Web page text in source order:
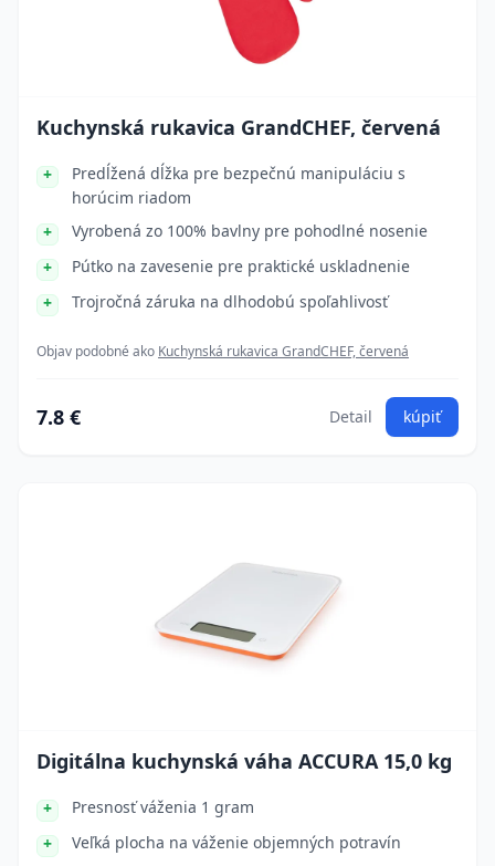
Kuchynská rukavica GrandCHEF, červená
Predĺžená dĺžka pre bezpečnú manipuláciu s
horúcim riadom
Vyrobená zo 100% bavlny pre pohodlné nosenie
Pútko na zavesenie pre praktické uskladnenie
Trojročná záruka na dlhodobú spoľahlivosť
Objav podobné ako Kuchynská rukavica GrandCHEF, červená
7.8 € Detail kúpiť
Digitálna kuchynská váha ACCURA 15,0 kg
Presnosť váženia 1 gram
Veľká plocha na váženie objemných potravín